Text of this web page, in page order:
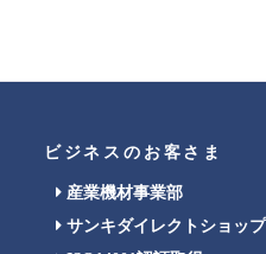
ビジネスのお客さま
産業機材事業部
サンキダイレクトショップ